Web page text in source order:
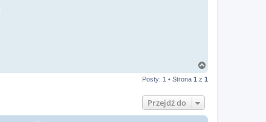
g
Posty: 1 • Strona 1 z 1
Przejdź do